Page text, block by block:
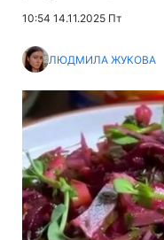
10:54 14.11.2025 Пт
ЛЮДМИЛА ЖУКОВА